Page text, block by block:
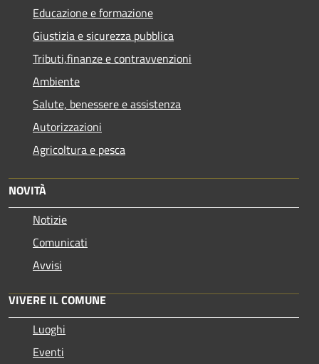
Educazione e formazione
Giustizia e sicurezza pubblica
Tributi,finanze e contravvenzioni
Ambiente
Salute, benessere e assistenza
Autorizzazioni
Agricoltura e pesca
NOVITÀ
Notizie
Comunicati
Avvisi
VIVERE IL COMUNE
Luoghi
Eventi